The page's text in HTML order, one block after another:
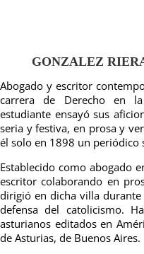
GONZALEZ
Abogado y escritor
carrera de Derecho en
estudiante ensayó sus
seria y festiva, en prosa y
él solo en 1898 un periódico
Establecido como abogado
escritor colaborando en
dirigió en dicha villa
defensa del catolicismo.
asturianos editados en
de Asturias, de Buenos Aires.